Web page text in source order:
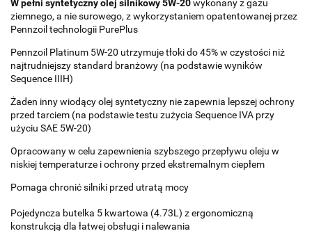
W pełni syntetyczny olej silnikowy 5W-20wykonany z gazu
ziemnego, a nie surowego, z wykorzystaniem opatentowanej przez
Pennzoil technologii PurePlus
Pennzoil Platinum 5W-20 utrzymuje tłoki do 45% w czystości niż
najtrudniejszy standard branżowy (na podstawie wyników
Sequence IIIH)
Żaden inny wiodący olej syntetyczny nie zapewnia lepszej ochrony
przed tarciem (na podstawie testu zużycia Sequence IVA przy
użyciu SAE 5W-20)
Opracowany w celu zapewnienia szybszego przepływu oleju w
niskiej temperaturze i ochrony przed ekstremalnym ciepłem
Pomaga chronić silniki przed utratą mocy
Pojedyncza butelka 5 kwartowa (4.73L) z ergonomiczną
konstrukcją dla łatwej obsługi i nalewania